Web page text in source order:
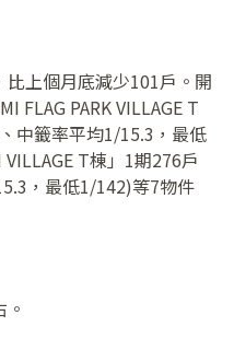
上個月底減少101戶。開
FLAG PARK VILLAGE T
中籤率平均1/15.3，最低
T棟」1期276戶
，最低1/142)等7物件